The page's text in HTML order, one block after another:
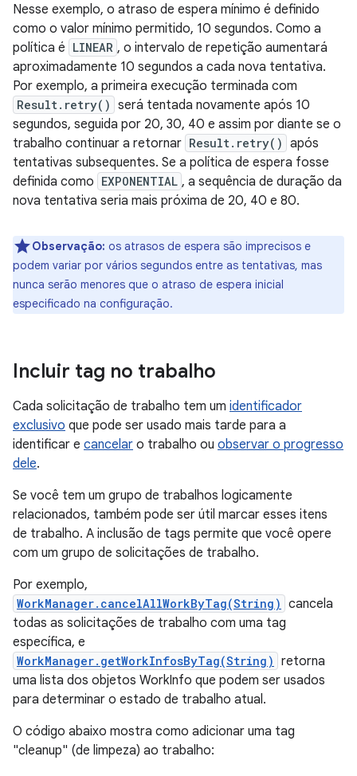
Nesse exemplo, o atraso de espera mínimo é definido
como o valor mínimo permitido, 10 segundos. Como a
política é LINEAR , o intervalo de repetição aumentará
aproximadamente 10 segundos a cada nova tentativa.
Por exemplo, a primeira execução terminada com
Result.retry() será tentada novamente após 10
segundos, seguida por 20, 30, 40 e assim por diante se o
trabalho continuar a retornar Result.retry() após
tentativas subsequentes. Se a política de espera fosse
definida como EXPONENTIAL , a sequência de duração da
nova tentativa seria mais próxima de 20, 40 e 80.
Observação: os atrasos de espera são imprecisos e
podem variar por vários segundos entre as tentativas, mas
nunca serão menores que o atraso de espera inicial
especificado na configuração.
Incluir tag no trabalho
Cada solicitação de trabalho tem um identificador
exclusivo que pode ser usado mais tarde para a
identificar e cancelar o trabalho ou observar o progresso
dele.
Se você tem um grupo de trabalhos logicamente
relacionados, também pode ser útil marcar esses itens
de trabalho. A inclusão de tags permite que você opere
com um grupo de solicitações de trabalho.
Por exemplo,
WorkManager.cancelAllWorkByTag(String) cancela
todas as solicitações de trabalho com uma tag
específica, e
WorkManager.getWorkInfosByTag(String) retorna
uma lista dos objetos WorkInfo que podem ser usados
para determinar o estado de trabalho atual.
O código abaixo mostra como adicionar uma tag
"cleanup" (de limpeza) ao trabalho: